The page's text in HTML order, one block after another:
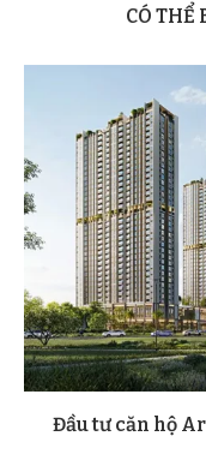
CÓ THỂ
Đầu tư căn hộ